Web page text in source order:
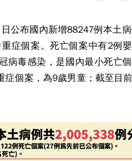
公布國內新增88247例本土
症個案。死亡個案中有2例嬰
病毒感染，是國內最小死亡
個案，為9歲男童；截至目前